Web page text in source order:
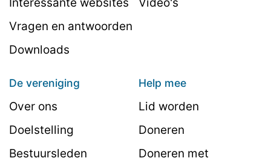
Vragen en antwoorden
Downloads
De vereniging
Over ons
Doelstelling
Bestuursleden
Help mee
Lid worden
Doneren
Doneren met